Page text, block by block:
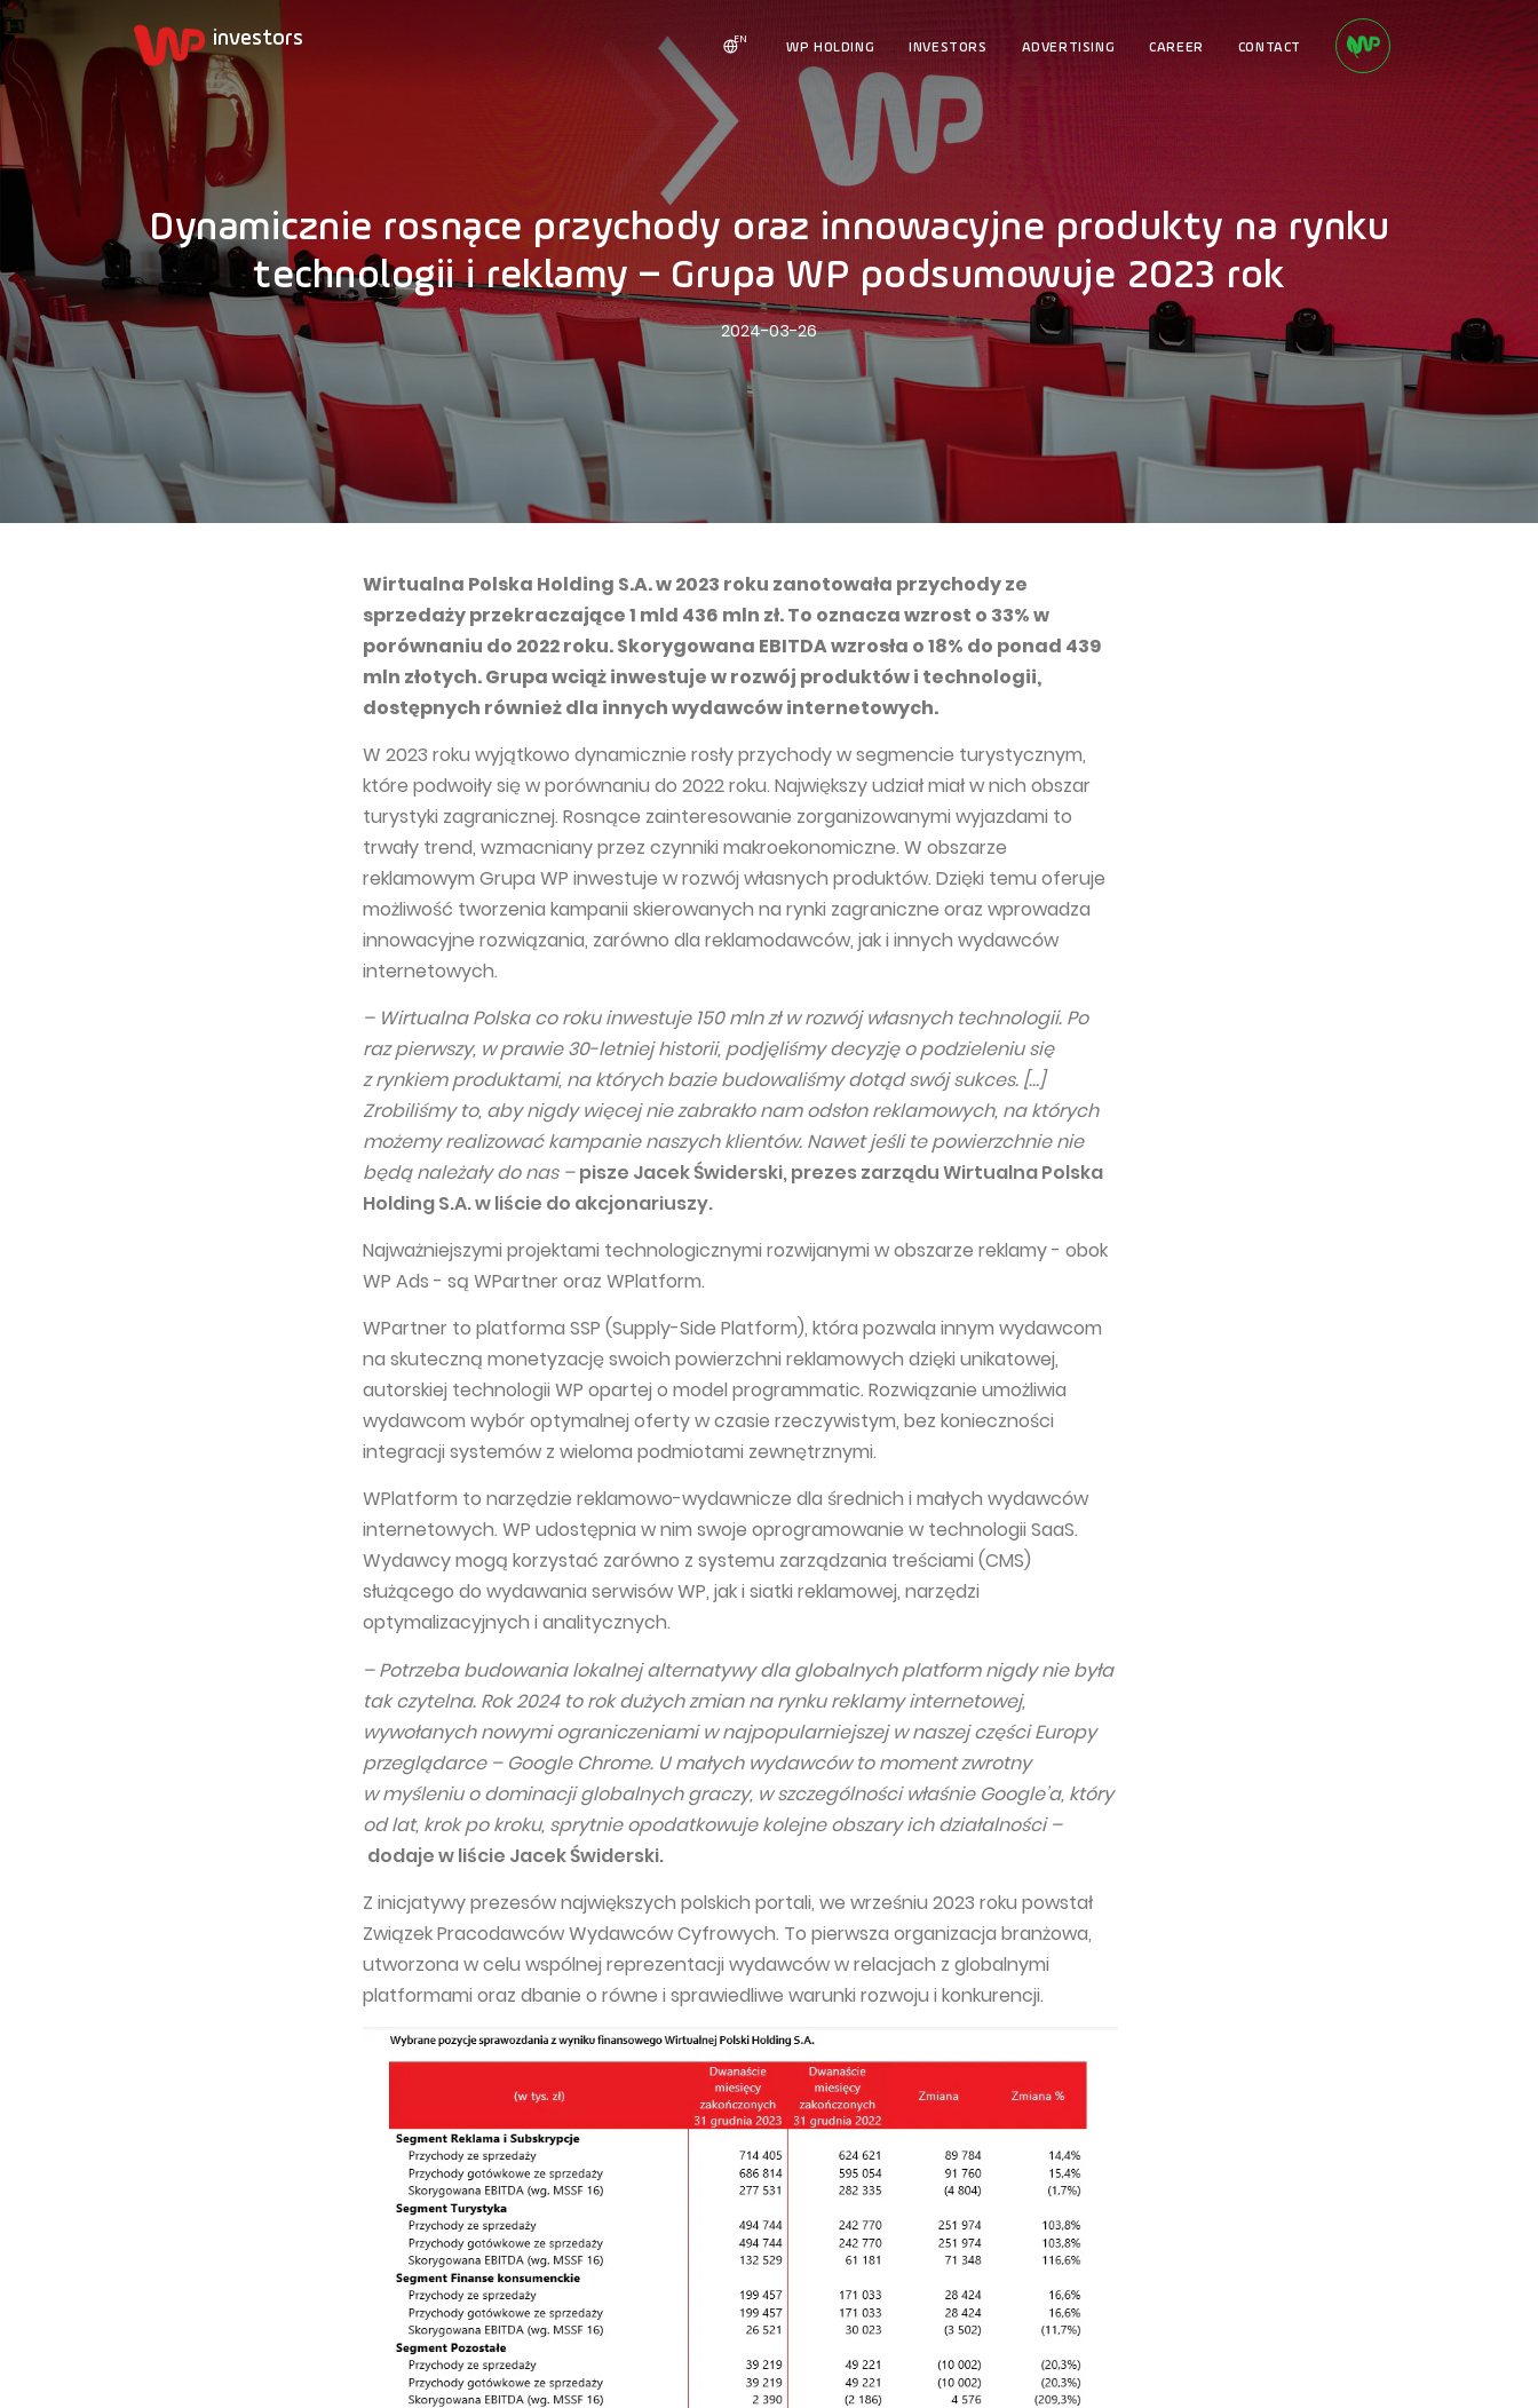
WP HOLDING INVESTORS ADVERTISING CAREER CONTACT
EN
Dynamicznie rosnące przychody oraz innowacyjne produkty na rynku
technologii i reklamy – Grupa WP podsumowuje 2023 rok
2024-03-26
Wirtualna Polska Holding S.A. w 2023 roku zanotowała przychody ze
sprzedaży przekraczające 1 mld 436 mln zł. To oznacza wzrost o 33% w
porównaniu do 2022 roku. Skorygowana EBITDA wzrosła o 18% do ponad 439
mln złotych. Grupa wciąż inwestuje w rozwój produktów i technologii,
dostępnych również dla innych wydawców internetowych.
W 2023 roku wyjątkowo dynamicznie rosły przychody w segmencie turystycznym,
które podwoiły się w porównaniu do 2022 roku. Największy udział miał w nich obszar
turystyki zagranicznej. Rosnące zainteresowanie zorganizowanymi wyjazdami to
trwały trend, wzmacniany przez czynniki makroekonomiczne. W obszarze
reklamowym Grupa WP inwestuje w rozwój własnych produktów. Dzięki temu oferuje
możliwość tworzenia kampanii skierowanych na rynki zagraniczne oraz wprowadza
innowacyjne rozwiązania, zarówno dla reklamodawców, jak i innych wydawców
internetowych.
– Wirtualna Polska co roku inwestuje 150 mln zł w rozwój własnych technologii. Po
raz pierwszy, w prawie 30-letniej historii, podjęliśmy decyzję o podzieleniu się
z rynkiem produktami, na których bazie budowaliśmy dotąd swój sukces. […]
Zrobiliśmy to, aby nigdy więcej nie zabrakło nam odsłon reklamowych, na których
możemy realizować kampanie naszych klientów. Nawet jeśli te powierzchnie nie
będą należały do nas –pisze Jacek Świderski, prezes zarządu Wirtualna Polska
Holding S.A. w liście do akcjonariuszy.
Najważniejszymi projektami technologicznymi rozwijanymi w obszarze reklamy - obok
WP Ads - są WPartner oraz WPlatform.
WPartner to platforma SSP (Supply-Side Platform), która pozwala innym wydawcom
na skuteczną monetyzację swoich powierzchni reklamowych dzięki unikatowej,
autorskiej technologii WP opartej o model programmatic. Rozwiązanie umożliwia
wydawcom wybór optymalnej oferty w czasie rzeczywistym, bez konieczności
integracji systemów z wieloma podmiotami zewnętrznymi.
WPlatform to narzędzie reklamowo-wydawnicze dla średnich i małych wydawców
internetowych. WP udostępnia w nim swoje oprogramowanie w technologii SaaS.
Wydawcy mogą korzystać zarówno z systemu zarządzania treściami (CMS)
służącego do wydawania serwisów WP, jak i siatki reklamowej, narzędzi
optymalizacyjnych i analitycznych.
– Potrzeba budowania lokalnej alternatywy dla globalnych platform nigdy nie była
tak czytelna. Rok 2024 to rok dużych zmian na rynku reklamy internetowej,
wywołanych nowymi ograniczeniami w najpopularniejszej w naszej części Europy
przeglądarce – Google Chrome. U małych wydawców to moment zwrotny
w myśleniu o dominacji globalnych graczy, w szczególności właśnie Google’a, który
od lat, krok po kroku, sprytnie opodatkowuje kolejne obszary ich działalności –
dodaje w liście Jacek Świderski.
Z inicjatywy prezesów największych polskich portali, we wrześniu 2023 roku powstał
Związek Pracodawców Wydawców Cyfrowych. To pierwsza organizacja branżowa,
utworzona w celu wspólnej reprezentacji wydawców w relacjach z globalnymi
platformami oraz dbanie o równe i sprawiedliwe warunki rozwoju i konkurencji.